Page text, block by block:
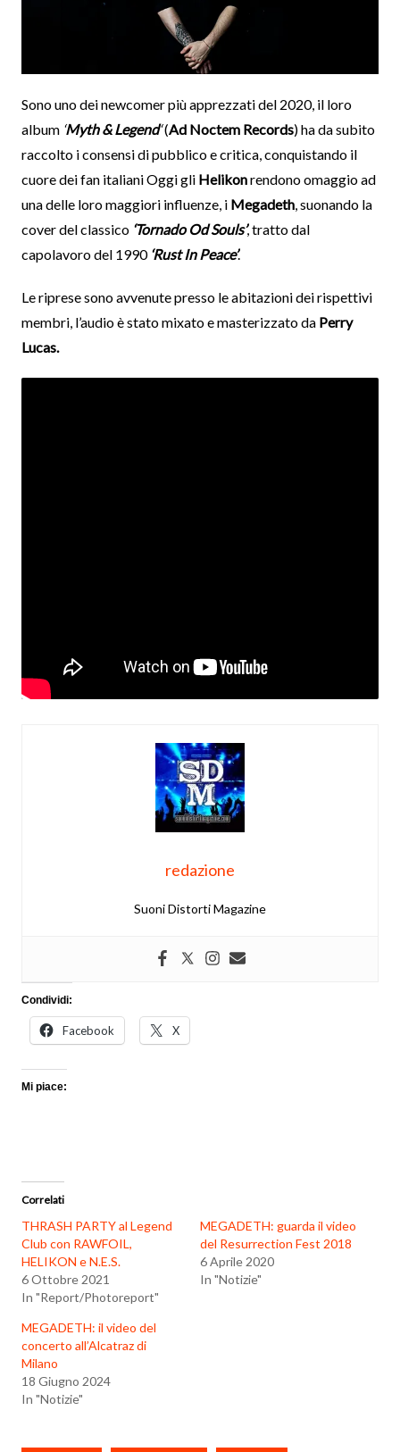
Sono uno dei newcomer più apprezzati del 2020, il loro
album ‘Myth & Legend‘(Ad Noctem Records) ha da subito
raccolto i consensi di pubblico e critica, conquistando il
cuore dei fan italiani Oggi gli Helikonrendono omaggio ad
una delle loro maggiori influenze, i Megadeth, suonando la
cover del classico ‘Tornado Od Souls’, tratto dal
capolavoro del 1990 ‘Rust In Peace’.
Le riprese sono avvenute presso le abitazioni dei rispettivi
membri, l’audio è stato mixato e masterizzato da Perry
Lucas.
redazione
Suoni Distorti Magazine
Condividi:
Facebook X
Mi piace:
Correlati
THRASH PARTY al Legend
Club con RAWFOIL,
HELIKON e N.E.S.
6 Ottobre 2021
In "Report/Photoreport"
MEGADETH: guarda il video
del Resurrection Fest 2018
6 Aprile 2020
In "Notizie"
MEGADETH: il video del
concerto all’Alcatraz di
Milano
18 Giugno 2024
In "Notizie"